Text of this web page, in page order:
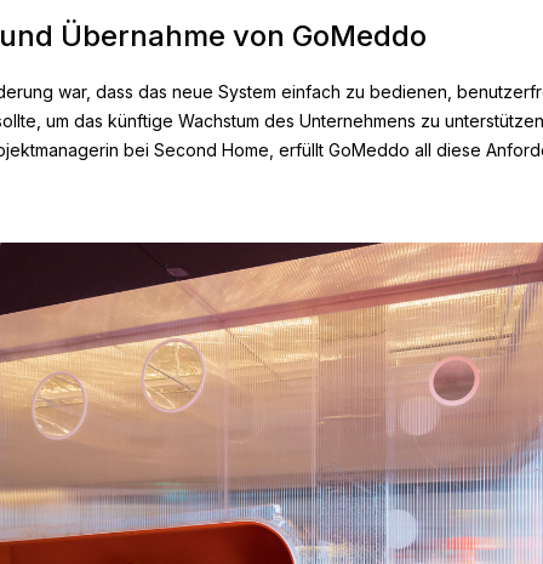
Übernahme von GoMeddo
war, dass das neue System einfach zu bedienen,
um das künftige Wachstum des Unternehmens zu
bei Second Home, erfüllt GoMeddo all diese